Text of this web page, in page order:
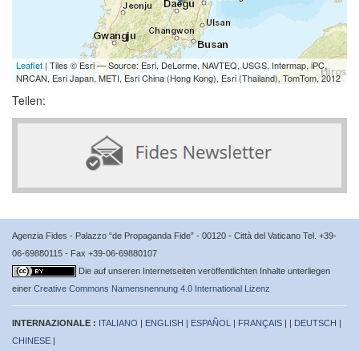
Leaflet | Tiles © Esri — Source: Esri, DeLorme, NAVTEQ, USGS, Intermap, iPC,
NRCAN, Esri Japan, METI, Esri China (Hong Kong), Esri (Thailand), TomTom, 2012
Teilen:
Agenzia Fides - Palazzo “de Propaganda Fide” - 00120 - Città del Vaticano Tel. +39-
06-69880115 - Fax +39-06-69880107
Die auf unseren Internetseiten veröffentlichten Inhalte unterliegen
einer Creative Commons Namensnennung 4.0 International Lizenz
INTERNAZIONALE : ITALIANO | ENGLISH | ESPAÑOL | FRANÇAIS | | DEUTSCH |
CHINESE |